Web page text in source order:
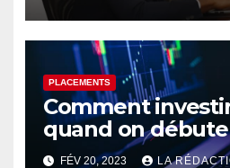
PLACEMENTS
Comment
quand on débute
FÉV 20, 2023 LA